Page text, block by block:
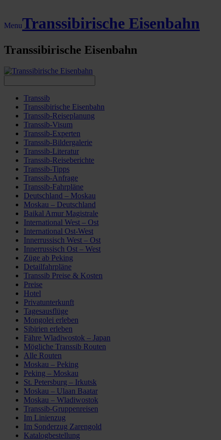
MenuTranssibirische Eisenbahn
Transsibirische Eisenbahn
Transsib
Transsibirische Eisenbahn
Transsib-Reiseplanung
Transsib-Visum
Transsib-Experten
Transsib-Bildergalerie
Transsib-Literatur
Transsib-Reiseberichte
Transsib-Tipps
Transsib-Anfrage
Transsib-Fahrpläne
Deutschland – Moskau
Moskau – Deutschland
Baikal Amur Magistrale
International West – Ost
International Ost-West
Innerrussisch West – Ost
Innerrussisch Ost – West
Züge ab Peking
Detailfahrpläne
Transsib Preise & Kosten
Preise
Hotel
Privatunterkunft
Tagesausflüge
Mongolei erleben
Sibirien erleben
Fähre Wladiwostok – Japan
Mögliche Transsib Routen
Alle Routen
Moskau – Peking
Peking – Moskau
St. Petersburg – Irkutsk
Moskau – Ulaan Baatar
Moskau – Wladiwostok
Transsib-Gruppenreisen
Im Linienzug
Im Sonderzug Zarengold
Katalogbestellung